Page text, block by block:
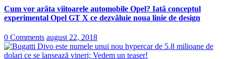
Cum vor arăta viitoarele automobile Opel? Iată conceptul
experimental Opel GT X ce dezvăluie noua linie de design
0 Comments august 22, 2018